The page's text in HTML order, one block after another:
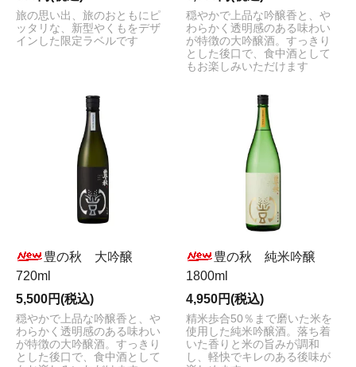
旅の思い出、旅のおともにピ
ッタリな、新型やくもをデザ
インした限定ラベルです
穏やかで上品な吟醸香と、や
わらかく透明感のある味わい
が特徴の大吟醸酒。すっきり
とした後口で、食中酒として
もお楽しみいただけます
豊の秋 大吟醸
720ml
5,500円(税込)
穏やかで上品な吟醸香と、や
わらかく透明感のある味わい
が特徴の大吟醸酒。すっきり
とした後口で、食中酒として
豊の秋 純米吟醸
1800ml
4,950円(税込)
精米歩合50％まで磨いた米を
使用した純米吟醸酒。落ち着
いた香りと米の旨みが調和
し、軽快でキレのある後味が